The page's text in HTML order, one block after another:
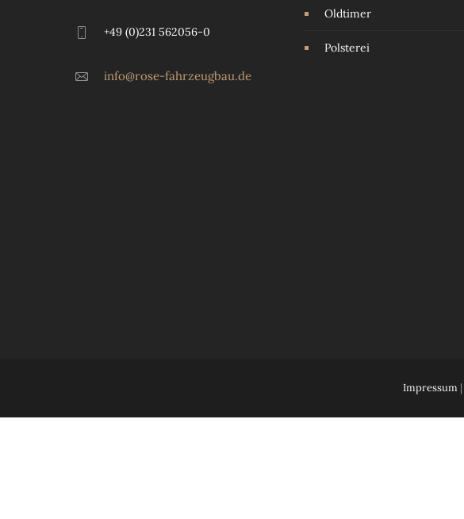
+49 (0)231 562056-0
info@rose-fahrzeugbau.de
Oldtimer
Polsterei
Impressum |